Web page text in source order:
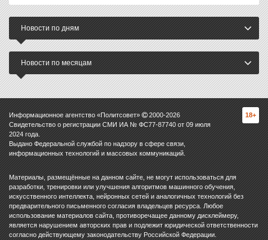
Новости по дням
Новости по месяцам
Информационное агентство «Политсовет» 2000-2026
Свидетельство о регистрации СМИ ИА № ФС77-87740 от 09 июля
2024 года.
Выдано Федеральной службой по надзору в сфере связи,
информационных технологий и массовых коммуникаций.
18+
Материалы, размещённые на данном сайте, не могут использоваться для
разработки, тренировки или улучшения алгоритмов машинного обучения,
искусственного интеллекта, нейронных сетей и аналогичных технологий без
предварительного письменного согласия владельцев ресурса. Любое
использование материалов сайта, противоречащее данному дисклеймеру,
является нарушением авторских прав и подлежит юридической ответственности
согласно действующему законодательству Российской Федерации.